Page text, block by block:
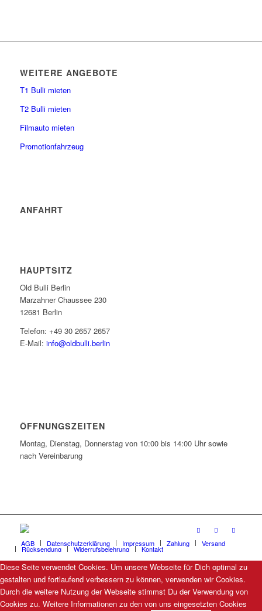
WEITERE ANGEBOTE
T1 Bulli mieten
T2 Bulli mieten
Filmauto mieten
Promotionfahrzeug
ANFAHRT
HAUPTSITZ
Old Bulli Berlin
Marzahner Chaussee 230
12681 Berlin
Telefon: +49 30 2657 2657
E-Mail: info@oldbulli.berlin
ÖFFNUNGSZEITEN
Montag, Dienstag, Donnerstag von 10:00 bis 14:00 Uhr sowie
nach Vereinbarung
AGB Datenschutzerklärung Impressum Zahlung Versand
Rücksendung Widerrufsbelehrung Kontakt
Diese Seite verwendet Cookies. Um unsere Webseite für Dich optimal zu
gestalten und fortlaufend verbessern zu können, verwenden wir Cookies.
Durch die weitere Nutzung der Webseite stimmst Du der Verwendung von
Cookies zu. Weitere Informationen zu den von uns eingesetzten Cookies